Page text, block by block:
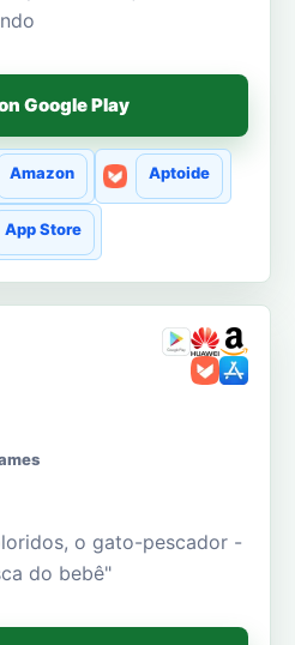
Google Play
Amazon Aptoide
App Store
o gato-pescador -
do bebê"